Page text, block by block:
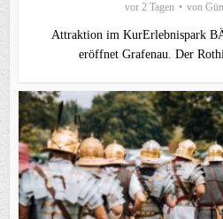
vor 2 Tagen von
Attraktion im KurErlebnispark
eröffnet Grafenau. Der